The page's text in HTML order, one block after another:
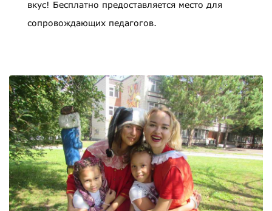
вкус! Бесплатно предоставляется место для
сопровождающих педагогов.